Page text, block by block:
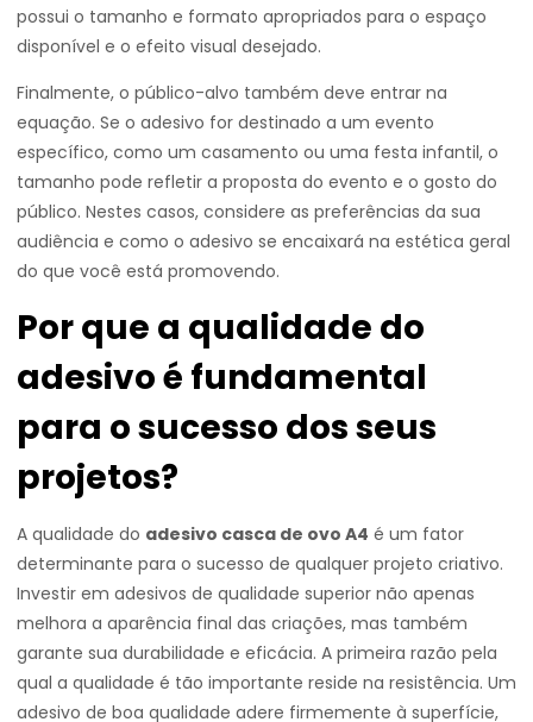
possui o tamanho e formato apropriados para o espaço
disponível e o efeito visual desejado.
Finalmente, o público-alvo também deve entrar na
equação. Se o adesivo for destinado a um evento
específico, como um casamento ou uma festa infantil, o
tamanho pode refletir a proposta do evento e o gosto do
público. Nestes casos, considere as preferências da sua
audiência e como o adesivo se encaixará na estética geral
do que você está promovendo.
Por que a qualidade do
adesivo é fundamental
para o sucesso dos seus
projetos?
A qualidade do adesivo casca de ovo A4 é um fator
determinante para o sucesso de qualquer projeto criativo.
Investir em adesivos de qualidade superior não apenas
melhora a aparência final das criações, mas também
garante sua durabilidade e eficácia. A primeira razão pela
qual a qualidade é tão importante reside na resistência. Um
adesivo de boa qualidade adere firmemente à superfície,